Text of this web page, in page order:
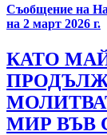
Съобщение на
на 2 март 2026 г.
КАТО
МИР ВЪВ